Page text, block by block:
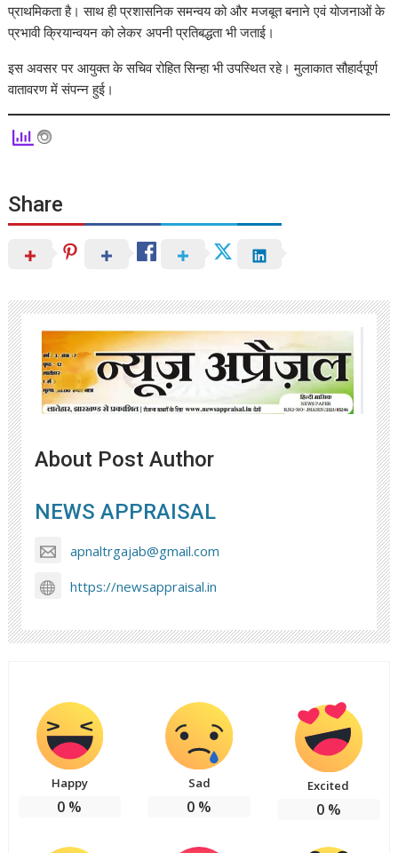
प्राथमिकता है। साथ ही प्रशासनिक समन्वय को और मजबूत बनाने एवं योजनाओं के
प्रभावी क्रियान्वयन को लेकर अपनी प्रतिबद्धता भी जताई।
इस अवसर पर आयुक्त के सचिव रोहित सिन्हा भी उपस्थित रहे। मुलाकात सौहार्दपूर्ण
वातावरण में संपन्न हुई।
Share
About Post Author
NEWS APPRAISAL
apnaltrgajab@gmail.com
https://newsappraisal.in
Happy
0 %
Sad
0 %
Excited
0%